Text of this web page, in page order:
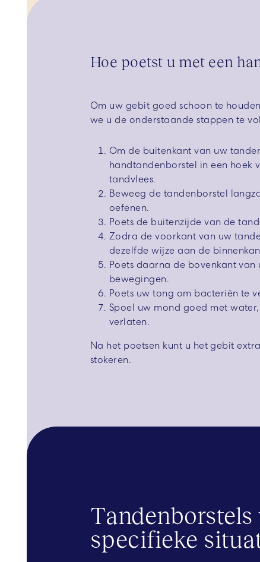
Hoe poetst u met een
Om uw gebit goed schoon te
we u de onderstaande stappen te
Om de buitenkant van uw
handtandenborstel in een hoek
tandvlees.
Beweeg de tandenborstel
oefenen.
Poets de buitenzijde van de
Zodra de voorkant van uw
dezelfde wijze aan de
Poets daarna de bovenkant
bewegingen.
Poets uw tong om bacteriën te
Spoel uw mond goed met
verlaten.
Na het poetsen kunt u het gebit
stokeren.
Tandenborstels
specifieke